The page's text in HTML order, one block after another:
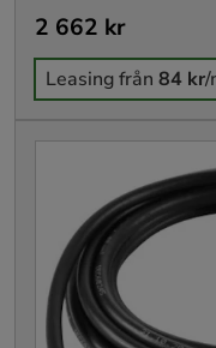
Pris:2 662 kr
2 662 kr
Leasing från 84 kr/